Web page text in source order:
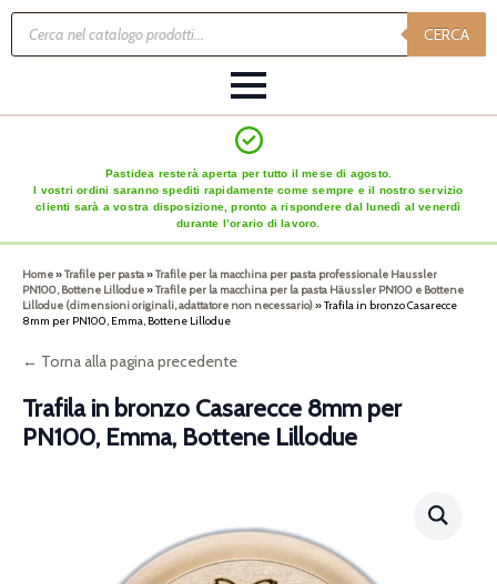
Ricerca
prodotti CERCA
Pastidea resterà aperta per tutto il mese di agosto.
I vostri ordini saranno spediti rapidamente come sempre e il nostro servizio
clienti sarà a vostra disposizione, pronto a rispondere dal lunedì al venerdì
durante l’orario di lavoro.
Home»Trafile per pasta»Trafile per la macchina per pasta professionale Haussler
PN100, Bottene Lillodue»Trafile per la macchina per la pasta Häussler PN100 e Bottene
Lillodue (dimensioni originali, adattatore non necessario)»Trafila in bronzo Casarecce
8mm per PN100, Emma, Bottene Lillodue
← Torna alla pagina precedente
Trafila in bronzo Casarecce 8mm per
PN100, Emma, Bottene Lillodue